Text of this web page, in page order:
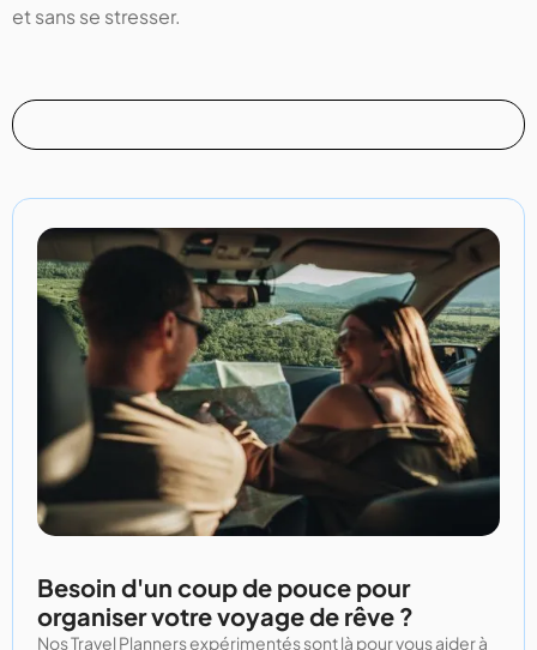
et sans se stresser.
Besoin d'un coup de pouce pour
organiser votre voyage de rêve ?
Nos Travel Planners expérimentés sont là pour vous aider à